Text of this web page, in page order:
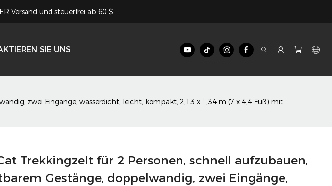
Versand und steuerfrei ab 60 $
SIE UNS
zwei Eingänge, wasserdicht, leicht, kompakt, 2,13 x 1,34 m (7 x 4,4 Fuß) mit
Trekkingzelt für 2 Personen, schnell aufzubauen,
Gestänge, doppelwandig, zwei Eingänge,